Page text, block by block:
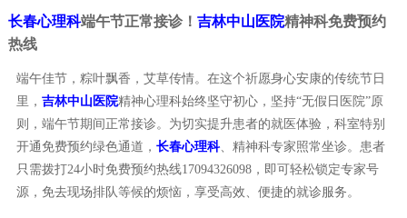
长春心理科端午节正常接诊！ 吉林中山医院精神科免费预约
热线
端午佳节，粽叶飘香，艾草传情。在这个祈愿身心安康的传统节日
里， 吉林中山医院精神心理科始终坚守初心，坚持“无假日医院”原
则，端午节期间正常接诊。为切实提升患者的就医体验，科室特别
开通免费预约绿色通道， 长春心理科、精神科专家照常坐诊。患者
只需拨打24小时免费预约热线17094326098，即可轻松锁定专家号
源，免去现场排队等候的烦恼，享受高效、便捷的就诊服务。